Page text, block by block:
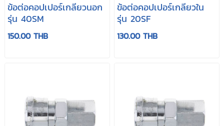
ข้อต่อคอปเปอร์เกลียวนอก
รุ่น 40SM
150.00 THB
ข้อต่อคอปเปอร์เกลียวใน
รุ่น 20SF
130.00 THB